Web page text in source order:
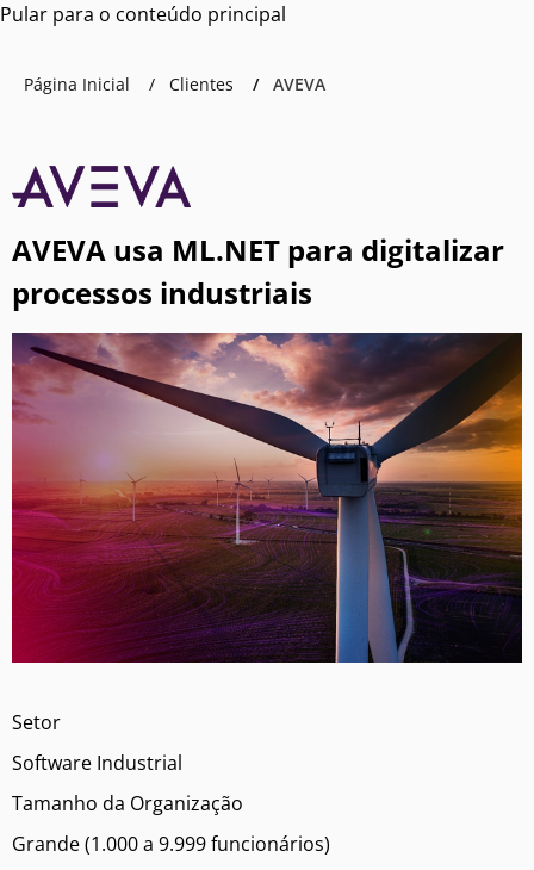
Pular para o conteúdo principal
Página Inicial Clientes AVEVA
AVEVA usa ML.NET para digitalizar
processos industriais
Setor
Software Industrial
Tamanho da Organização
Grande (1.000 a 9.999 funcionários)